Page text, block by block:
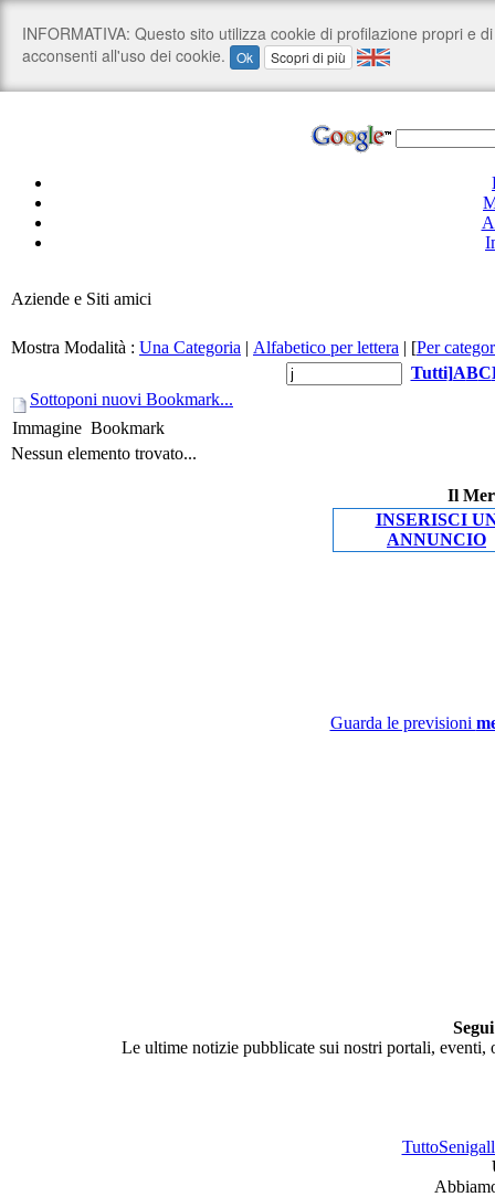
Aziende e Siti amici
Mostra Modalità : Una Categoria | Alfabetico per lettera | [Per
Tutti]ABC
Sottoponi nuovi Bookmark...
Immagine Bookmark
Nessun elemento trovato...
Il
INSERISCI
ANNUNCIO
Guarda le previsioni
Le ultime notizie pubblicate sui nostri portali,